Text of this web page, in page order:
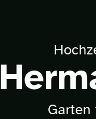
Garten